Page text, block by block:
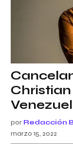
por Redacción
marzo 15, 2022